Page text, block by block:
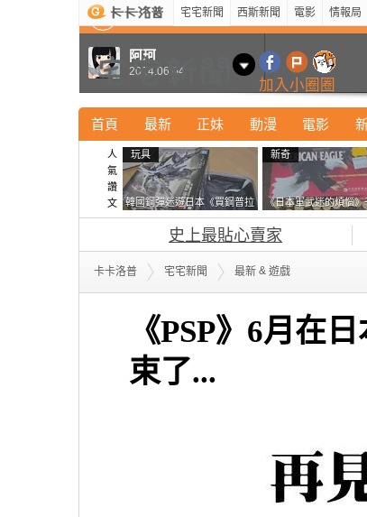
宅宅新聞 西斯新聞 電影 情報局
加入小圈圈
首頁 最新 正妹 動漫 電影
人
氣
讚
文
玩具
韓國鋼彈迷遊日本《買鋼普拉
塞不進行李箱》網友們集思廣
益提供解方了……
新奇
《日本軍武迷的煩惱
盒在日本超級貴 美國
接一大箱寄給他了
史上最貼心賣家
卡卡洛普 宅宅新聞 最新 & 遊戲
《PSP》6月在
束了...
最新 新奇 正妹 寵物 型男 Kuso
阿珂
2014.06.04